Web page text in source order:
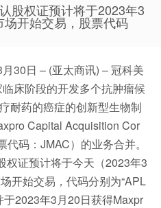
股权证预计将于2023年3
开始交易，股票代码
30日 – (亚太商讯) – 冠科美
床阶段的开发多个抗肿瘤候
耐药的癌症的创新型生物制
Capital Acquisition Cor
代码：JMAC）的业务合并。
权证预计将于今天（2023年3
开始交易，代码分别为“APL
于2023年3月20日获得Maxpr